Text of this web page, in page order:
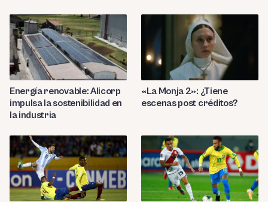
Energía renovable: Alicorp
impulsa la sostenibilidad en
la industria
«La Monja 2»: ¿Tiene
escenas post créditos?